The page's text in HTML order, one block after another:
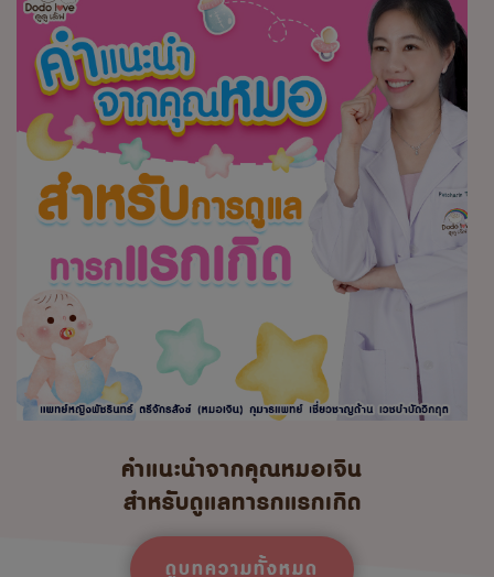
คำแนะนำจากคุณหมอเจิน
สำหรับดูแลทารกแรกเกิด
ดูบทความทั้งหมด